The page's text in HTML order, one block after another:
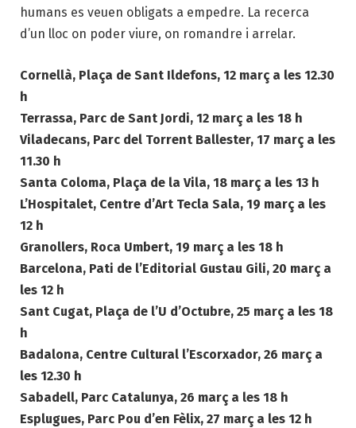
humans es veuen obligats a empedre. La recerca
d’un lloc on poder viure, on romandre i arrelar.
Cornellà, Plaça de Sant Ildefons, 12 març a les 12.30
h
Terrassa, Parc de Sant Jordi, 12 març a les 18 h
Viladecans, Parc del Torrent Ballester, 17 març a les
11.30 h
Santa Coloma, Plaça de la Vila, 18 març a les 13 h
L’Hospitalet, Centre d’Art Tecla Sala, 19 març a les
12 h
Granollers, Roca Umbert, 19 març a les 18 h
Barcelona, Pati de l’Editorial Gustau Gili, 20 març a
les 12 h
Sant Cugat, Plaça de l’U d’Octubre, 25 març a les 18
h
Badalona, Centre Cultural l’Escorxador, 26 març a
les 12.30 h
Sabadell, Parc Catalunya, 26 març a les 18 h
Esplugues, Parc Pou d’en Fèlix, 27 març a les 12 h